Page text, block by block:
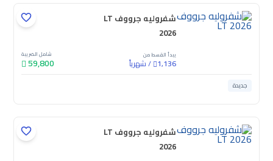
شفروليه جرووف LT
2026
يبدأ القسط من
1,136
/شهرياً
شامل الضريبة
59,800
جديدة
شفروليه جرووف LT
2026